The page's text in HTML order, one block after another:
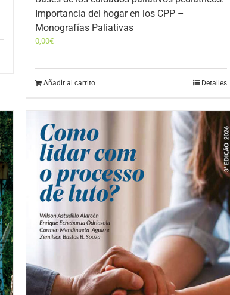
Importancia del hogar en los CPP –
Monografías Paliativas
0,00€
Añadir al carrito Detalles